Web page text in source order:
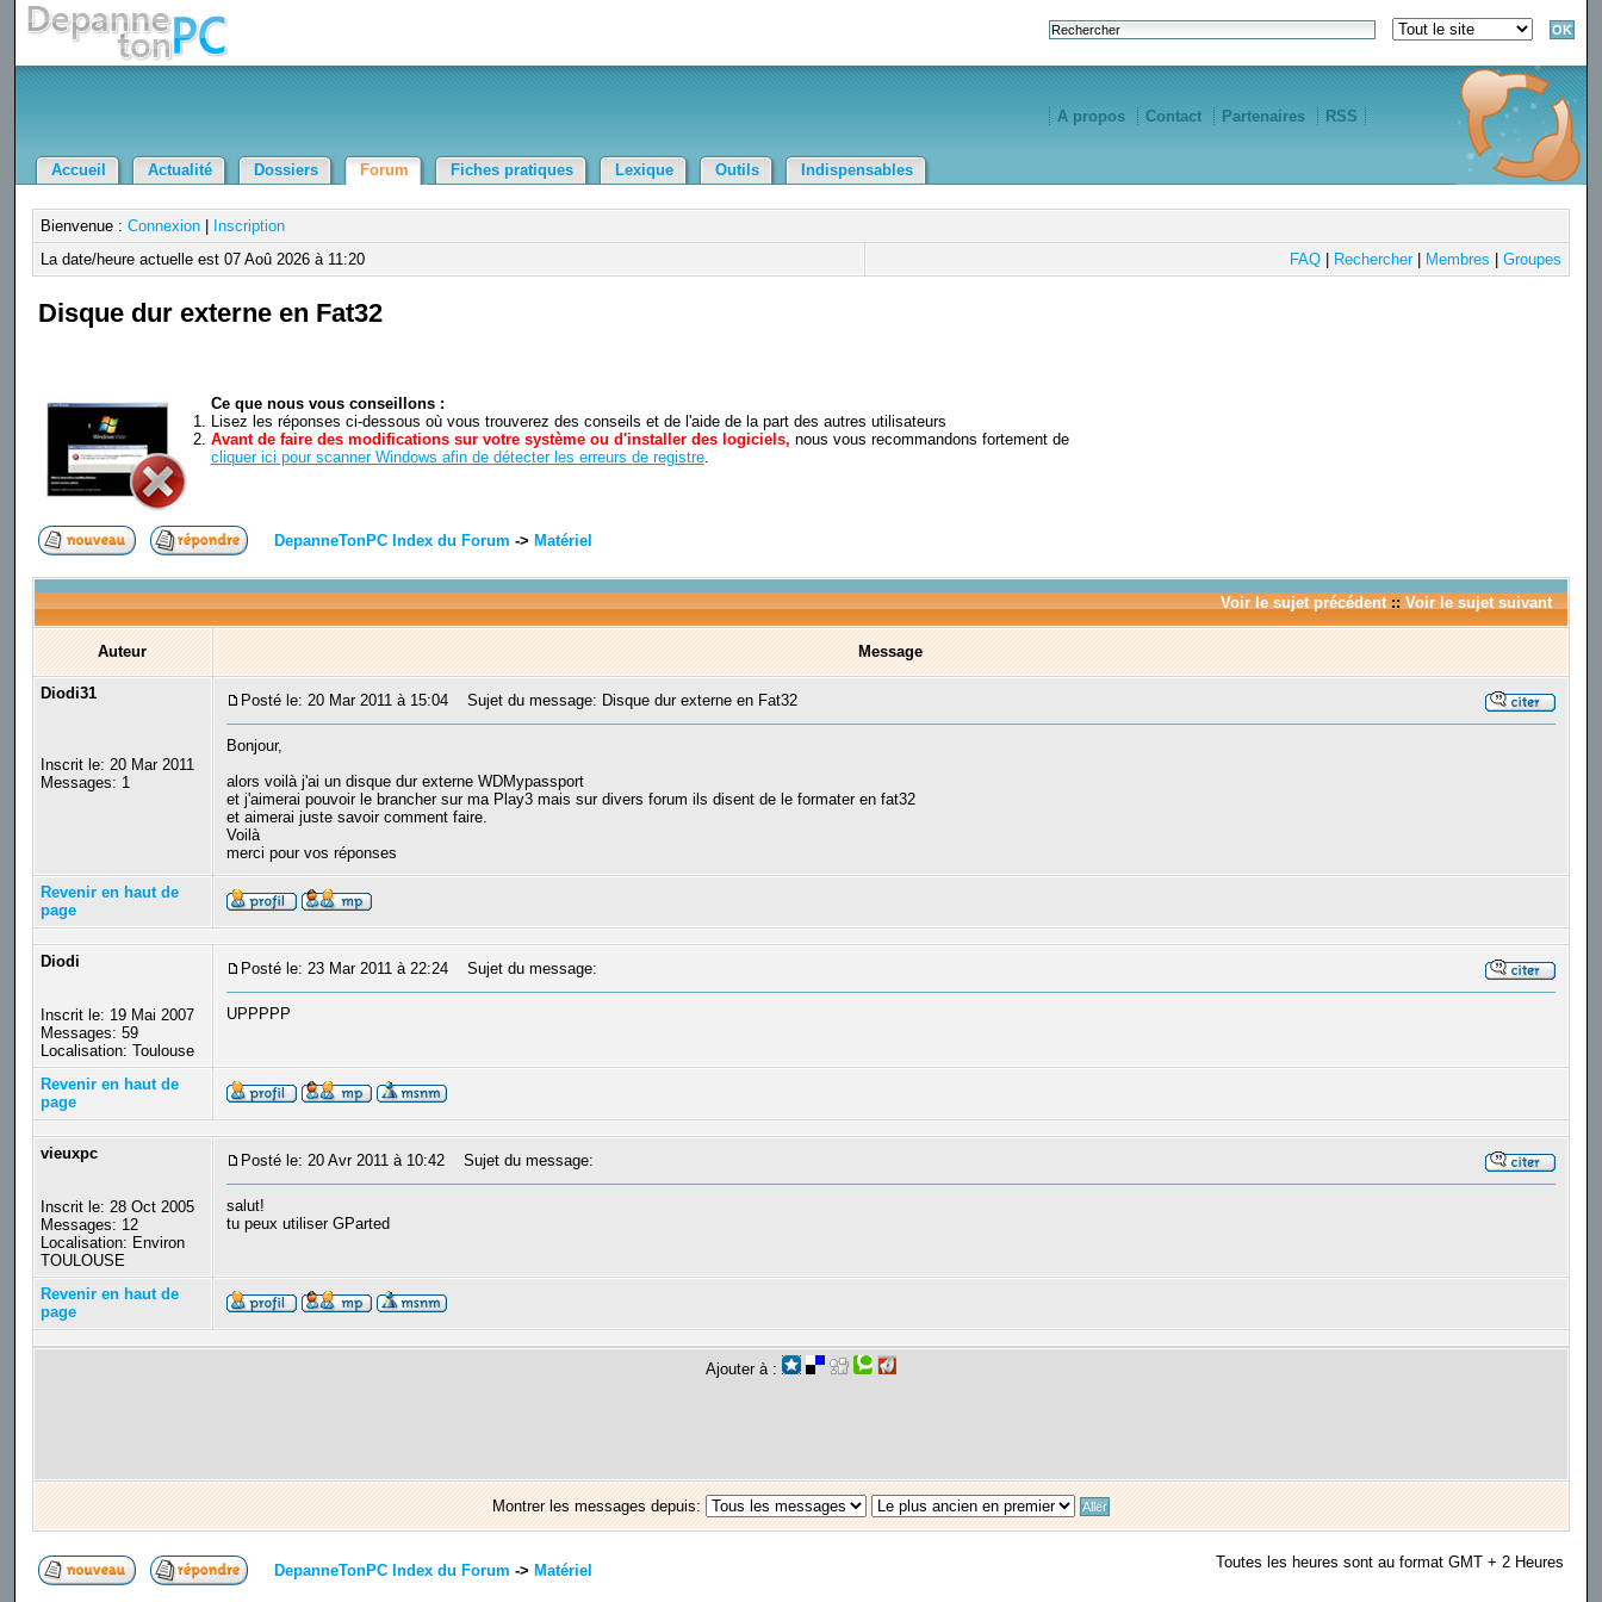
A propos Contact Partenaires RSS
Accueil Actualité Dossiers Forum Fiches pratiques Lexique Outils Indispensables
Bienvenue : Connexion|
Inscription
La date/heure actuelle est 07 Aoû 2026 à 11:20
FAQ| Rechercher| Membres Groupes
Disque dur externe en Fat32
Ce que nous vous conseillons :
Lisez les réponses ci-dessous où vous trouverez des conseils et de l'aide de la part des autres utilisateurs
Avant de faire des modifications sur votre système ou d'installer des logiciels, nous vous recommandons fortement de
cliquer ici pour scanner Windows afin de détecter les erreurs de registre.
DepanneTonPC Index du Forum -> Matériel
Voir le sujet précédent:: Voir le sujet suivant
Auteur Message
Diodi31
Inscrit le: 20 Mar 2011
Messages: 1
Posté le: 20 Mar 2011 à 15:04 Sujet du message: Disque dur externe en Fat32
Bonjour,
alors voilà j'ai un disque dur externe WDMypassport
et j'aimerai pouvoir le brancher sur ma Play3 mais sur divers forum ils disent de le formater en fat32
et aimerai juste savoir comment faire.
Voilà
merci pour vos réponses
Revenir en haut de
page
Diodi
Inscrit le: 19 Mai 2007
Messages: 59
Localisation: Toulouse
Posté le: 23 Mar 2011 à 22:24 Sujet du message:
UPPPPP
Revenir en haut de
page
vieuxpc
Inscrit le: 28 Oct 2005
Messages: 12
Localisation: Environ
TOULOUSE
Posté le: 20 Avr 2011 à 10:42 Sujet du message:
salut!
tu peux utiliser GParted
Revenir en haut de
page
Ajouter à :
Montrer les messages depuis:
DepanneTonPC Index du Forum -> Matériel Toutes les heures sont au format GMT + 2 Heures